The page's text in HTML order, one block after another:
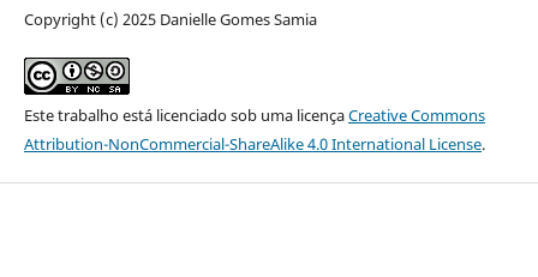
Copyright (c) 2025 Danielle Gomes Samia
Este trabalho está licenciado sob uma licençaCreative Commons
Attribution-NonCommercial-ShareAlike 4.0 International License.